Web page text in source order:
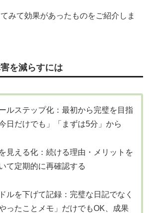
みて効果があったものをご紹介しま
を減らすには
ルステップ化：最初から完璧を目指
日だけでも」「まずは5分」から
見える化：続ける理由・メリットを
て定期的に再確認する
ルを下げて記録：完璧な日記でなく
やったことメモ」だけでもOK、成果